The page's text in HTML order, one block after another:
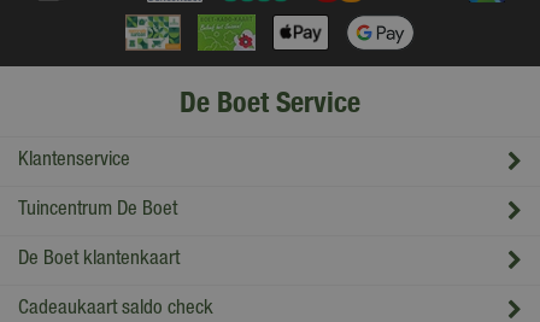
De Boet Service
Klantenservice
Tuincentrum De Boet
De Boet klantenkaart
Cadeaukaart saldo check